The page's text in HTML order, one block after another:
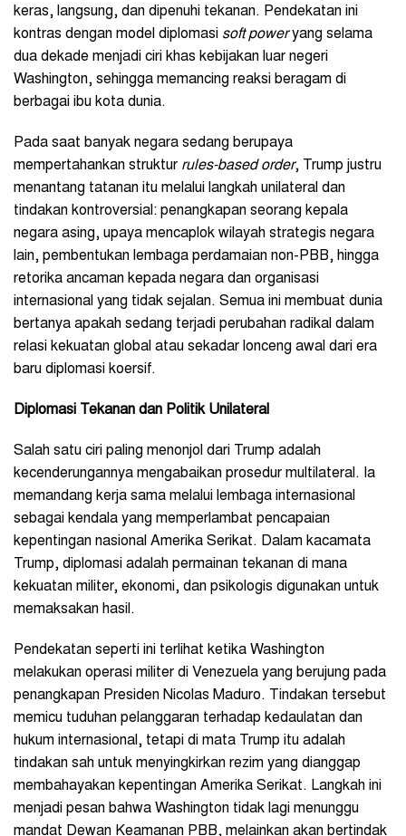
keras, langsung, dan dipenuhi tekanan. Pendekatan ini
kontras dengan model diplomasi soft poweryang selama
dua dekade menjadi ciri khas kebijakan luar negeri
Washington, sehingga memancing reaksi beragam di
berbagai ibu kota dunia.
Pada saat banyak negara sedang berupaya
mempertahankan struktur rules-based order, Trump justru
menantang tatanan itu melalui langkah unilateral dan
tindakan kontroversial: penangkapan seorang kepala
negara asing, upaya mencaplok wilayah strategis negara
lain, pembentukan lembaga perdamaian non-PBB, hingga
retorika ancaman kepada negara dan organisasi
internasional yang tidak sejalan. Semua ini membuat dunia
bertanya apakah sedang terjadi perubahan radikal dalam
relasi kekuatan global atau sekadar lonceng awal dari era
baru diplomasi koersif.
Diplomasi Tekanan dan Politik Unilateral
Salah satu ciri paling menonjol dari Trump adalah
kecenderungannya mengabaikan prosedur multilateral. Ia
memandang kerja sama melalui lembaga internasional
sebagai kendala yang memperlambat pencapaian
kepentingan nasional Amerika Serikat. Dalam kacamata
Trump, diplomasi adalah permainan tekanan di mana
kekuatan militer, ekonomi, dan psikologis digunakan untuk
memaksakan hasil.
Pendekatan seperti ini terlihat ketika Washington
melakukan operasi militer di Venezuela yang berujung pada
penangkapan Presiden Nicolas Maduro. Tindakan tersebut
memicu tuduhan pelanggaran terhadap kedaulatan dan
hukum internasional, tetapi di mata Trump itu adalah
tindakan sah untuk menyingkirkan rezim yang dianggap
membahayakan kepentingan Amerika Serikat. Langkah ini
menjadi pesan bahwa Washington tidak lagi menunggu
mandat Dewan Keamanan PBB, melainkan akan bertindak